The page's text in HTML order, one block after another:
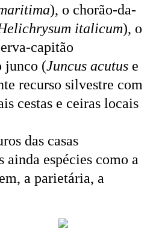
), o chorão-da-
italicum), o
capitão
junco (Juncus acutus e
recurso silvestre com
cestas e ceiras locais
das casas
espécies como a
a parietária, a